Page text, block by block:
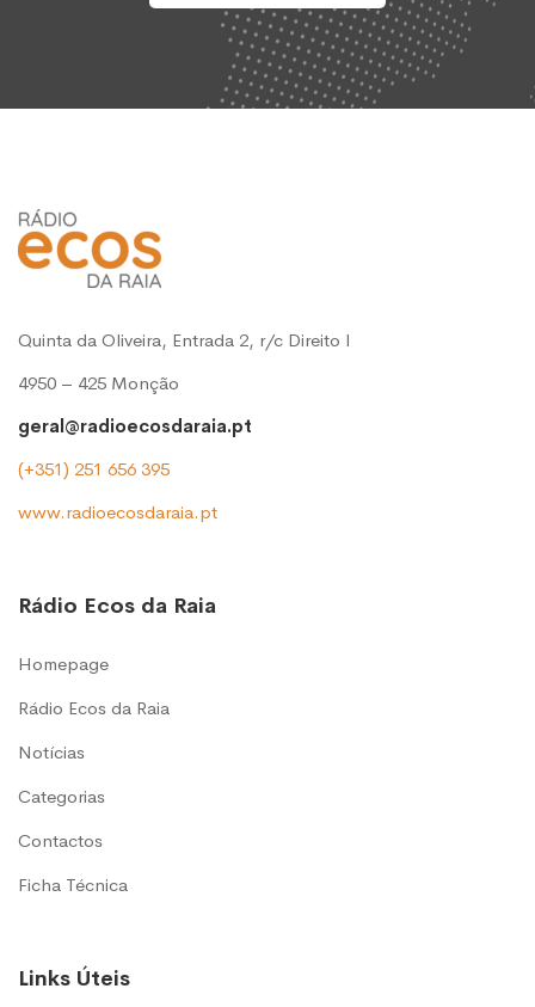
Quinta da Oliveira, Entrada 2, r/c Direito l
4950 – 425 Monção
geral@radioecosdaraia.pt
(+351) 251 656 395
www.radioecosdaraia.pt
Rádio Ecos da Raia
Homepage
Rádio Ecos da Raia
Notícias
Categorias
Contactos
Ficha Técnica
Links Úteis